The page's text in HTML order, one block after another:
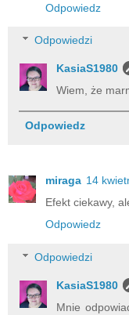
Odpowiedz
Odpowiedzi
KasiaS1980
Wiem, że
Odpowiedz
miraga 14
Efekt ciekawy,
Odpowiedz
Odpowiedzi
KasiaS1980
Mnie